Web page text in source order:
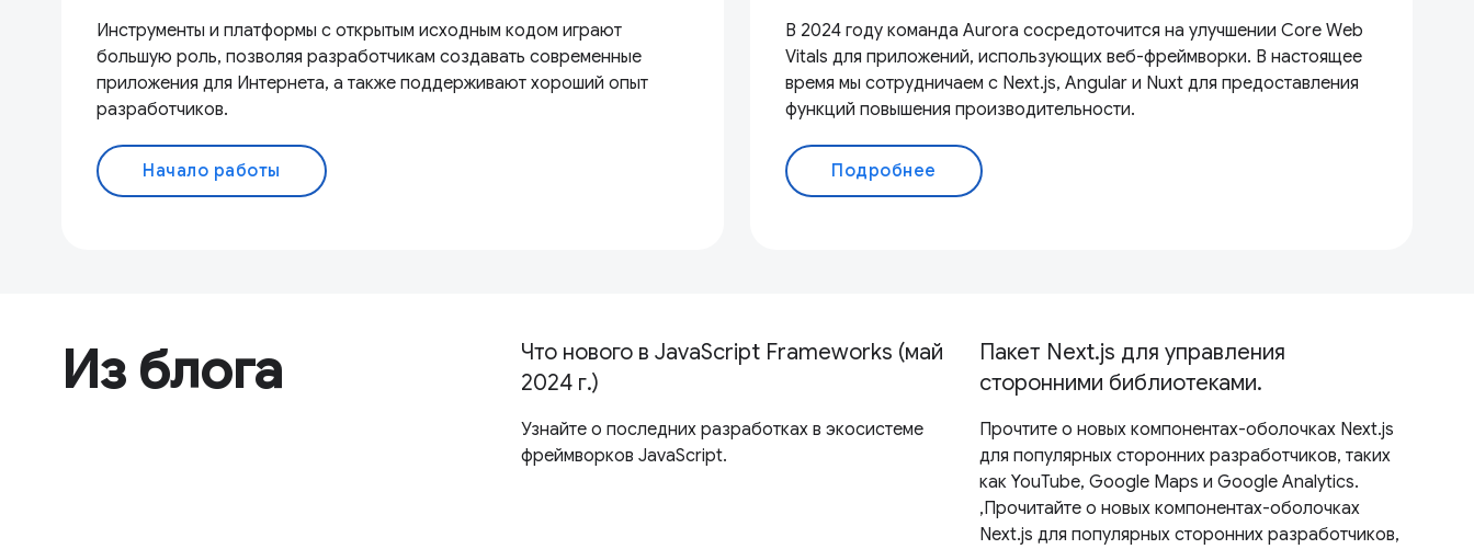
Инструменты и платформы с открытым исходным кодом играют
большую роль, позволяя разработчикам создавать современные
приложения для Интернета, а также поддерживают хороший опыт
разработчиков.
Начало работы
В 2024 году команда Aurora сосредоточится на улучшении Core Web
Vitals для приложений, использующих веб-фреймворки. В настоящее
время мы сотрудничаем с Next.js, Angular и Nuxt для предоставления
функций повышения производительности.
Подробнее
Из блога
Что нового в JavaScript Frameworks (май
2024 г.)
Узнайте о последних разработках в экосистеме
фреймворков JavaScript.
Пакет Next.js для управления
сторонними библиотеками.
Прочтите о новых компонентах-оболочках Next.js
для популярных сторонних разработчиков, таких
как YouTube, Google Maps и Google Analytics.
,Прочитайте о новых компонентах-оболочках
Next.js для популярных сторонних разработчиков,